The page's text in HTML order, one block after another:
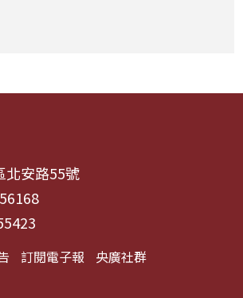
北安路55號
訂閱電子報 央廣社群